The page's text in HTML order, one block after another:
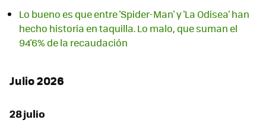
Lo bueno es que entre 'Spider-Man' y 'La Odisea' han
hecho historia en taquilla. Lo malo, que suman el
94'6% de la recaudación
Julio 2026
28 julio